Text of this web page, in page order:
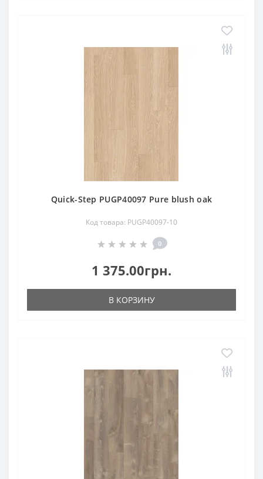
Quick-Step PUGP40097 Pure blush oak
Код товара: PUGP40097-10
0
1 375.00грн.
В КОРЗИНУ